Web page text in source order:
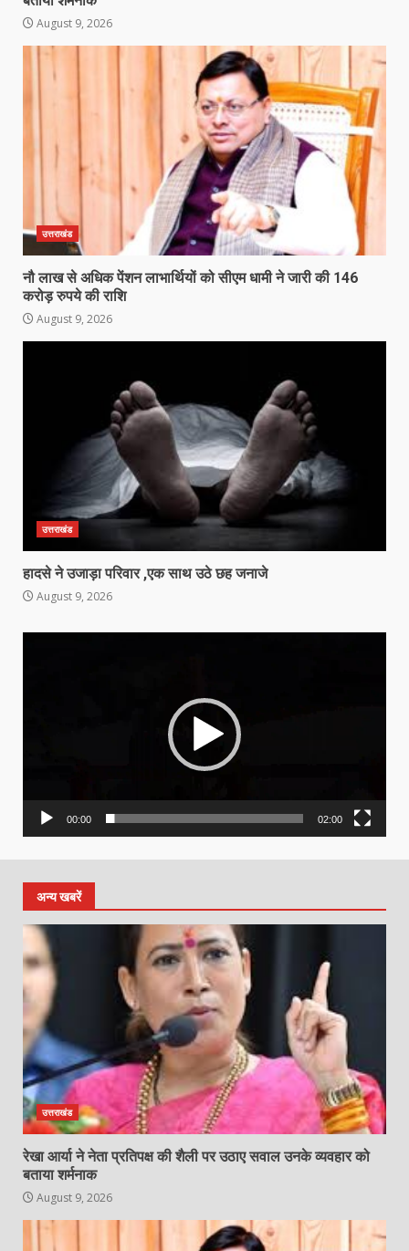
August 9, 2026
उत्तराखंड
नौ लाख से अधिक पेंशन लाभार्थियों को सीएम धामी ने जारी की 146
करोड़ रुपये की राशि
August 9, 2026
उत्तराखंड
हादसे ने उजाड़ा परिवार ,एक साथ उठे छह जनाजे
August 9, 2026
00:00 02:00
अन्य खबरें
उत्तराखंड
रेखा आर्या ने नेता प्रतिपक्ष की शैली पर उठाए सवाल उनके व्यवहार को
बताया शर्मनाक
August 9, 2026